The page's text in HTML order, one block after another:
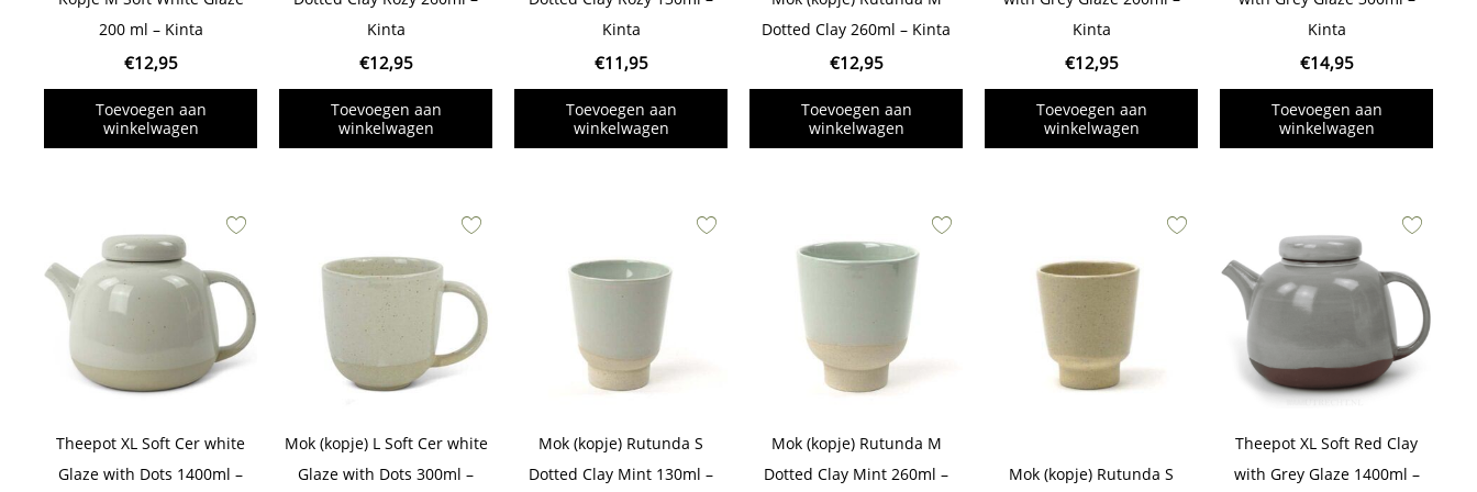
200 ml – Kinta
€12,95
Toevoegen aan
winkelwagen
Kinta
€12,95
Toevoegen aan
winkelwagen
Kinta
€11,95
Toevoegen aan
winkelwagen
Dotted Clay 260ml – Kinta
€12,95
Toevoegen aan
winkelwagen
Kinta
€12,95
Toevoegen aan
winkelwagen
Kinta
€14,95
Toevoegen aan
winkelwagen
Theepot XL Soft Cer white
Glaze with Dots 1400ml –
Mok (kopje) L Soft Cer white
Glaze with Dots 300ml –
Mok (kopje) Rutunda S
Dotted Clay Mint 130ml –
Mok (kopje) Rutunda M
Dotted Clay Mint 260ml –
Mok (kopje) Rutunda S
Theepot XL Soft Red Clay
with Grey Glaze 1400ml –